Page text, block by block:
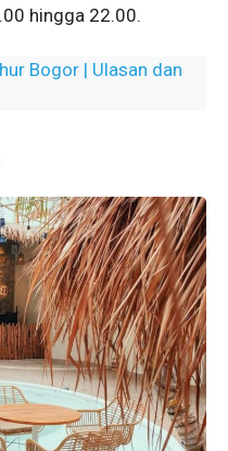
hingga 22.00.
Bogor | Ulasan dan